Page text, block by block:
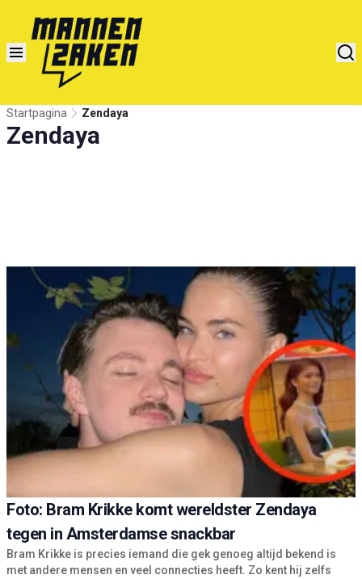
Startpagina Zendaya
Zendaya
Foto: Bram Krikke komt wereldster Zendaya
tegen in Amsterdamse snackbar
Bram Krikke is precies iemand die gek genoeg altijd bekend is
met andere mensen en veel connecties heeft. Zo kent hij zelfs